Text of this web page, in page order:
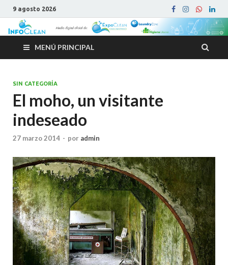
9 agosto 2026
MENÚ PRINCIPAL
SIN CATEGORÍA
El moho, un visitante
indeseado
27 marzo 2014 - por admin